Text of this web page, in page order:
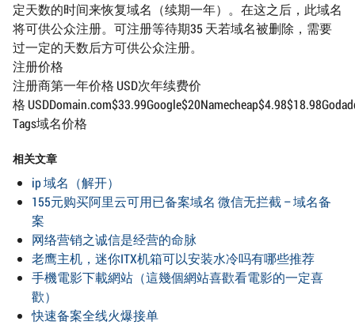
定天数的时间来恢复域名（续期一年）。在这之后，此域名
将可供公众注册。可注册等待期35 天若域名被删除，需要
过一定的天数后方可供公众注册。
注册价格
注册商第一年价格 USD次年续费价
格
Tags域名价格
相关文章
ip 域名（解开）
155元购买阿里云可用已备案域名 微信无拦截 – 域名备
案
网络营销之诚信是经营的命脉
老鹰主机，迷你ITX机箱可以安装水冷吗有哪些推荐
手機電影下載網站（這幾個網站喜歡看電影的一定喜
歡）
快速备案全线火爆接单